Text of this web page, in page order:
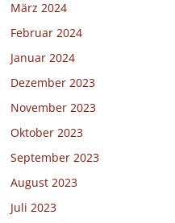
März 2024
Februar 2024
Januar 2024
Dezember 2023
November 2023
Oktober 2023
September 2023
August 2023
Juli 2023